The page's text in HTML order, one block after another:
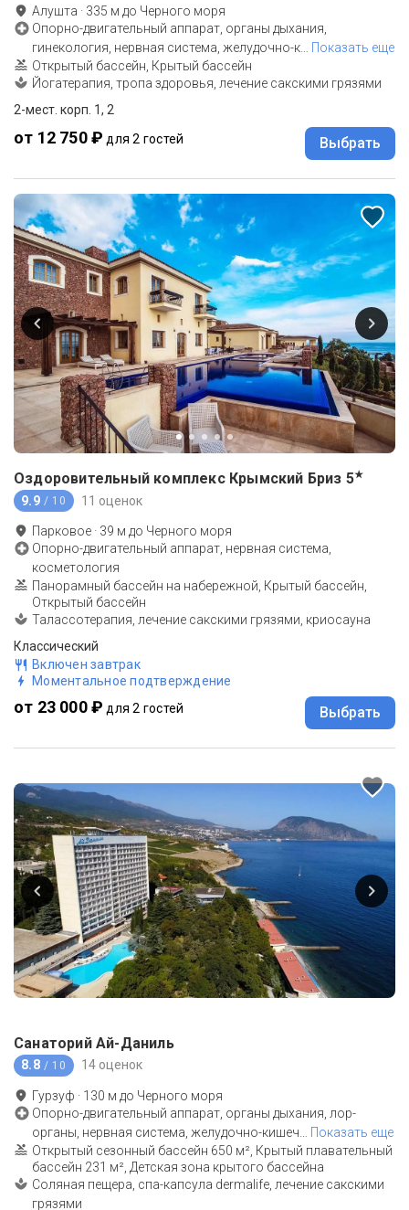
Алушта · 335 м до Черного моря
Опорно-двигательный аппарат, органы дыхания,
гинекология, нервная система, желудочно-к… Показать еще
Открытый бассейн, Крытый бассейн
Йогатерапия, тропа здоровья, лечение сакскими грязями
2-мест. корп. 1, 2
от 12 750 ₽ для 2 гостей Выбрать
Оздоровительный комплекс Крымский Бриз 5★
9.9 / 10 11 оценок
Парковое · 39 м до Черного моря
Опорно-двигательный аппарат, нервная система,
косметология
Панорамный бассейн на набережной, Крытый бассейн,
Открытый бассейн
Талассотерапия, лечение сакскими грязями, криосауна
Классический
Включен завтрак
Моментальное подтверждение
от 23 000 ₽ для 2 гостей Выбрать
Санаторий Ай-Даниль
8.8 / 10 14 оценок
Гурзуф · 130 м до Черного моря
Опорно-двигательный аппарат, органы дыхания, лор-
органы, нервная система, желудочно-кишеч
Показать еще
Открытый сезонный бассейн 650 м², Крытый плавательный
бассейн 231 м², Детская зона крытого бассейна
Соляная пещера, спа-капсула dermalife, лечение сакскими
грязями